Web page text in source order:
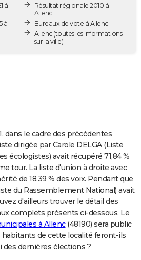
à
à
Résultat régionale 2010 à
Allenc
Bureaux de vote à Allenc
Allenc(toutes les informations
sur la ville)
dans le cadre des précédentes
dirigée par Carole DELGA (Liste
écologistes) avait récupéré 71,84 %
tour. La liste d'union à droite avec
de 18,39 % des voix. Pendant que
du Rassemblement National) avait
d'ailleurs trouver le détail des
complets présents ci-dessous. Le
à Allenc(48190) sera public
habitants de cette localité feront-ils
dernières élections ?